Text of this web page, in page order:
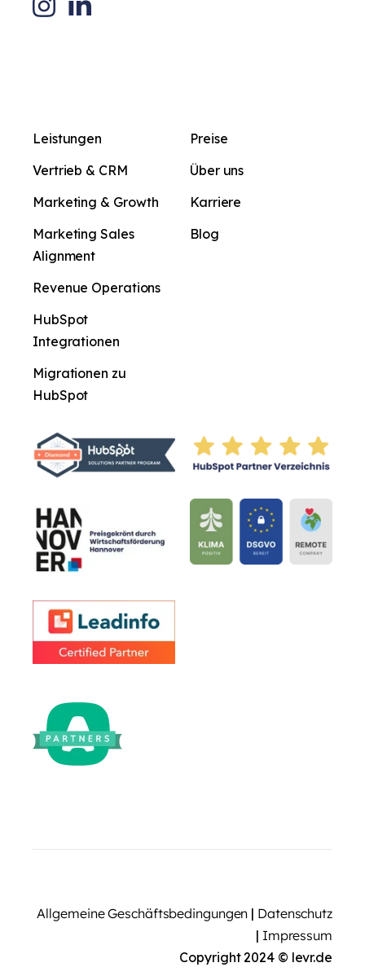
Leistungen
Vertrieb & CRM
Marketing & Growth
Marketing Sales
Alignment
Revenue Operations
HubSpot
Integrationen
Migrationen zu
HubSpot
Preise
Über uns
Karriere
Blog
Allgemeine Geschäftsbedingungen | Datenschutz
| Impressum
Copyright 2024 © levr.de